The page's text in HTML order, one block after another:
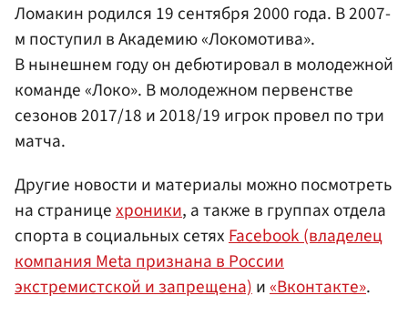
Ломакин родился 19 сентября 2000 года. В 2007-
м поступил в Академию «Локомотива».
В нынешнем году он дебютировал в молодежной
команде «Локо». В молодежном первенстве
сезонов 2017/18 и 2018/19 игрок провел по три
матча.
Другие новости и материалы можно посмотреть
на страницехроники, а также в группах отдела
спорта в социальных сетях Facebook (владелец
компания Meta признана в России
экстремистской и запрещена) и«Вконтакте».